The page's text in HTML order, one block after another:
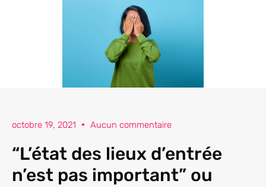
octobre 19, 2021 Aucun commentaire
“L’état des lieux d’entrée
n’est pas important” ou